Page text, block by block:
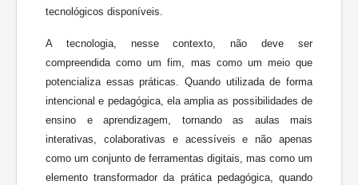
tecnológicos disponíveis.
A tecnologia, nesse contexto, não deve ser
compreendida como um fim, mas como um meio que
potencializa essas práticas. Quando utilizada de forma
intencional e pedagógica, ela amplia as possibilidades de
ensino e aprendizagem, tornando as aulas mais
interativas, colaborativas e acessíveis e não apenas
como um conjunto de ferramentas digitais, mas como um
elemento transformador da prática pedagógica, quando